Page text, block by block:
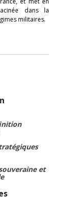
dans la
militaires.
et